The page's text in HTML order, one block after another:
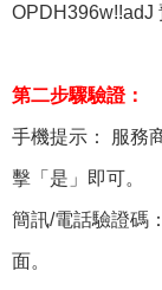
OPDH396w!!adJ
第二步驟驗證：
手機提示： 服務
擊「是」即可。
簡訊/電話驗證碼
面。